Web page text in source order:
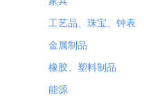
工艺品、珠宝、钟表
金属制品
橡胶、塑料制品
能源